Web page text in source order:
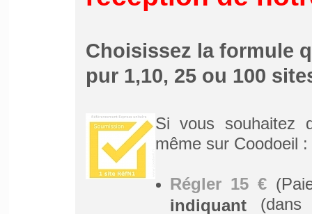
Choisissez la formule
pur 1,10, 25 ou 100
Si vous souhaitez
même sur Coodoeil :
Régler 15 €
indiquant